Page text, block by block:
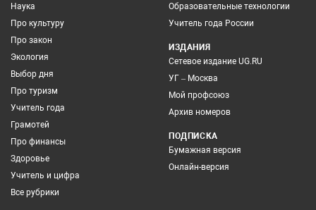
Наука
Про культуру
Про закон
Экология
Выбор дня
Про туризм
Учитель года
Грамотей
Про финансы
Здоровье
Учитель и цифра
Все рубрики
Образовательные технологии
Учитель года России
ИЗДАНИЯ
Сетевое издание UG.RU
УГ – Москва
Мой профсоюз
Архив номеров
ПОДПИСКА
Бумажная версия
Онлайн-версия